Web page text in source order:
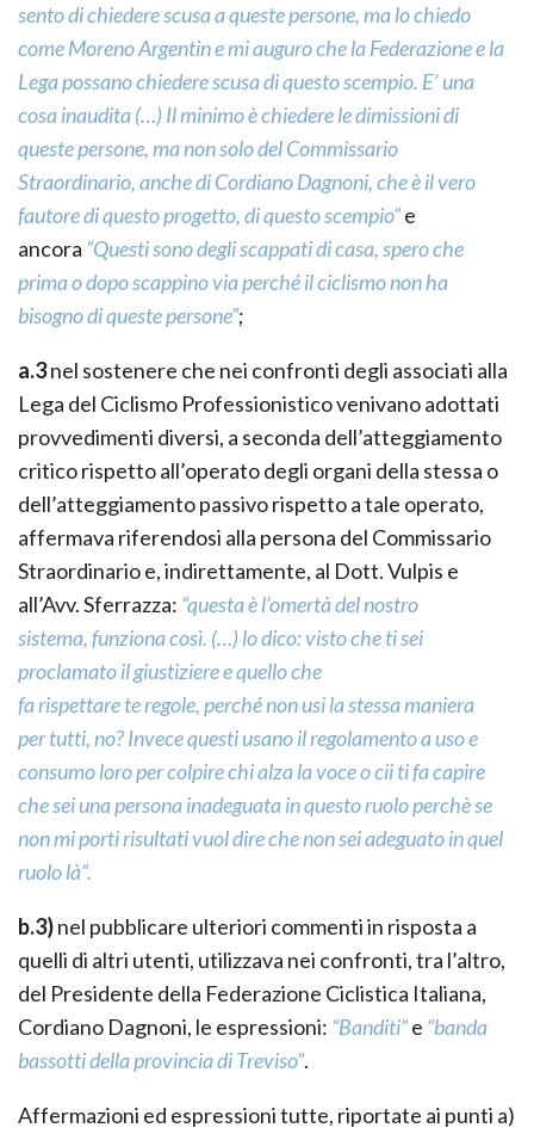
sento di chiedere scusa a queste persone, ma lo chiedo
come Moreno Argentin e mi auguro che la Federazione e la
Lega possano chiedere scusa di questo scempio. E’ una
cosa inaudita (…) Il minimo è chiedere le dimissioni di
queste persone, ma non solo del Commissario
Straordinario, anche di Cordiano Dagnoni, che è il vero
fautore di questo progetto, di questo scempio”e
ancora “Questi sono degli scappati di casa, spero che
prima o dopo scappino via perché il ciclismo non ha
bisogno di queste persone”;
a.3nel sostenere che nei confronti degli associati alla
Lega del Ciclismo Professionistico venivano adottati
provvedimenti diversi, a seconda dell’atteggiamento
critico rispetto all’operato degli organi della stessa o
dell’atteggiamento passivo rispetto a tale operato,
affermava riferendosi alla persona del Commissario
Straordinario e, indirettamente, al Dott. Vulpis e
all’Avv. Sferrazza: “questa è l’omertà del nostro
sistema, funziona così. (…) lo dico: visto che ti sei
proclamato il giustiziere e quello che
fa rispettare te regole, perché non usi la stessa maniera
per tutti, no? Invece questi usano il regolamento a uso e
consumo loro per colpire chi alza la voce o cii ti fa capire
che sei una persona inadeguata in questo ruolo perchè se
non mi porti risultati vuol dire che non sei adeguato in quel
ruolo là”.
b.3)nel pubblicare ulteriori commenti in risposta a
quelli di altri utenti, utilizzava nei confronti, tra l’altro,
del Presidente della Federazione Ciclistica Italiana,
Cordiano Dagnoni, le espressioni: “Banditi”e “banda
bassotti della provincia di Treviso”.
Affermazioni ed espressioni tutte, riportate ai punti a)